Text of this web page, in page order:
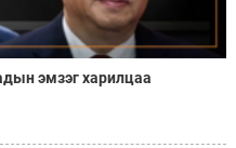
эмзэг харилцаа